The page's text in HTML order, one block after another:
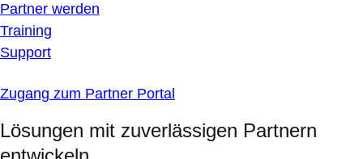
Partner werden
Training
Support
Zugang zum Partner Portal
Lösungen mit zuverlässigen Partnern